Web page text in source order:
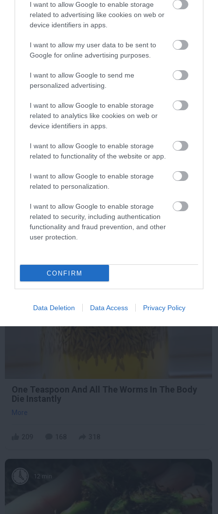
I want to allow Google to enable storage
related to advertising like cookies on web or
device identifiers in apps.
I want to allow my user data to be sent to
Google for online advertising purposes.
I want to allow Google to send me
personalized advertising.
I want to allow Google to enable storage
related to analytics like cookies on web or
device identifiers in apps.
I want to allow Google to enable storage
related to functionality of the website or app.
I want to allow Google to enable storage
related to personalization.
I want to allow Google to enable storage
related to security, including authentication
functionality and fraud prevention, and other
user protection.
CONFIRM
Data Deletion Data Access Privacy Policy
177 193 263
5 h 40 min
5 Hidden Signs You Have Worms Inside Your
Body
242 158
One Teaspoon And All The Worms In The Body
Die Instantly
More
12 min